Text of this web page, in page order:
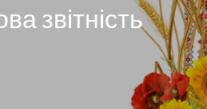
звітність